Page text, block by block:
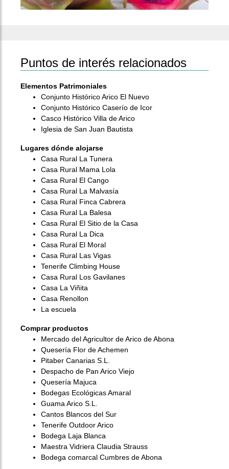
Puntos de interés relacionados
Elementos Patrimoniales
Conjunto Histórico Arico El Nuevo
Conjunto Histórico Caserío de Icor
Casco Histórico Villa de Arico
Iglesia de San Juan Bautista
Lugares dónde alojarse
Casa Rural La Tunera
Casa Rural Mama Lola
Casa Rural El Cango
Casa Rural La Malvasía
Casa Rural Finca Cabrera
Casa Rural La Balesa
Casa Rural El Sitio de la Casa
Casa Rural La Dica
Casa Rural El Moral
Casa Rural Las Vigas
Tenerife Climbing House
Casa Rural Los Gavilanes
Casa La Viñita
Casa Renollon
La escuela
Comprar productos
Mercado del Agricultor de Arico de Abona
Quesería Flor de Achemen
Pitaber Canarias S.L.
Despacho de Pan Arico Viejo
Quesería Majuca
Bodegas Ecológicas Amaral
Guama Arico S.L.
Cantos Blancos del Sur
Tenerife Outdoor Arico
Bodega Laja Blanca
Maestra Vidriera Claudia Strauss
Bodega comarcal Cumbres de Abona